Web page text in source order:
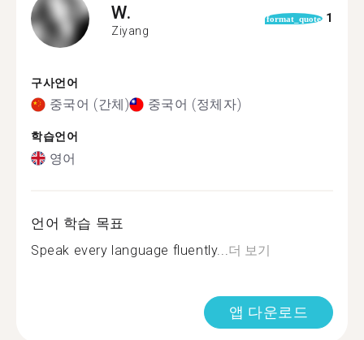
W.
Ziyang
format_quote 1
구사언어
중국어 (간체) 중국어 (정체자)
학습언어
영어
언어 학습 목표
Speak every language fluently... 더 보기
앱 다운로드